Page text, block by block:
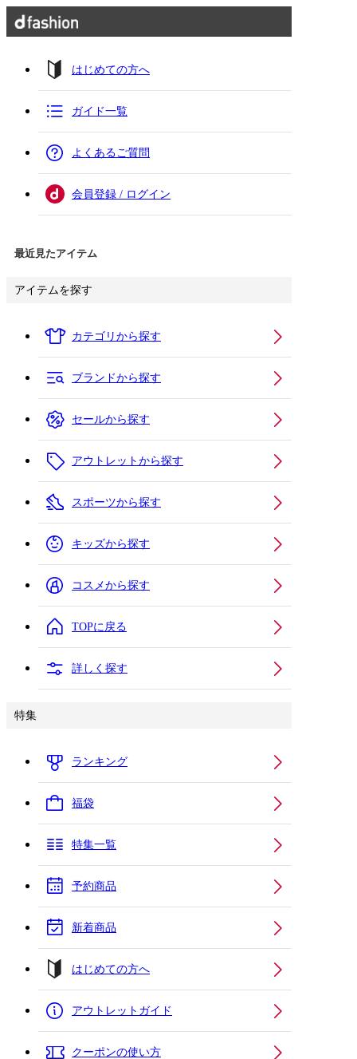
はじめての方へ
ガイド一覧
よくあるご質問
会員登録 / ログイン
最近見たアイテム
アイテムを探す
カテゴリから探す
ブランドから探す
セールから探す
アウトレットから探す
スポーツから探す
キッズから探す
コスメから探す
TOPに戻る
詳しく探す
特集
ランキング
福袋
特集一覧
予約商品
新着商品
はじめての方へ
アウトレットガイド
クーポンの使い方